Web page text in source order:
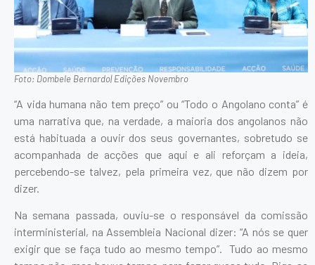
Foto: Dombele Bernardo| Edições Novembro
“A vida humana não tem preço” ou “Todo o Angolano conta” é
uma narrativa que, na verdade, a maioria dos angolanos não
está habituada a ouvir dos seus governantes, sobretudo se
acompanhada de acções que aqui e ali reforçam a ideia,
percebendo-se talvez, pela primeira vez, que não dizem por
dizer.
Na semana passada, ouviu-se o responsável da comissão
interministerial, na Assembleia Nacional dizer: “A nós se quer
exigir que se faça tudo ao mesmo tempo”. Tudo ao mesmo